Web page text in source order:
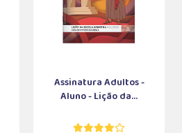
Assinatura Adultos -
Aluno - Lição da...